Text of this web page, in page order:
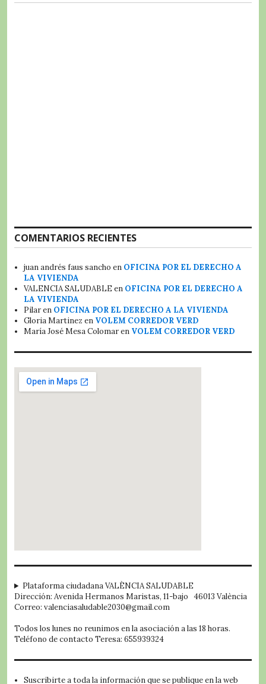
COMENTARIOS RECIENTES
juan andrés faus sancho en OFICINA POR EL DERECHO A
LA VIVIENDA
VALENCIA SALUDABLE en OFICINA POR EL DERECHO A
LA VIVIENDA
Pilaren OFICINA POR EL DERECHO A LA VIVIENDA
Gloria Martinez en VOLEM CORREDOR VERD
María José Mesa Colomaren VOLEM CORREDOR VERD
Plataforma ciudadana VALÈNCIA SALUDABLE
Dirección: Avenida Hermanos Maristas, 11-bajo 46013 València
Correo: valenciasaludable2030@gmail.com
Todos los lunes no reunimos en la asociación a las 18 horas.
Teléfono de contacto Teresa: 655939324
Suscribirte a toda la información que se publique en la web